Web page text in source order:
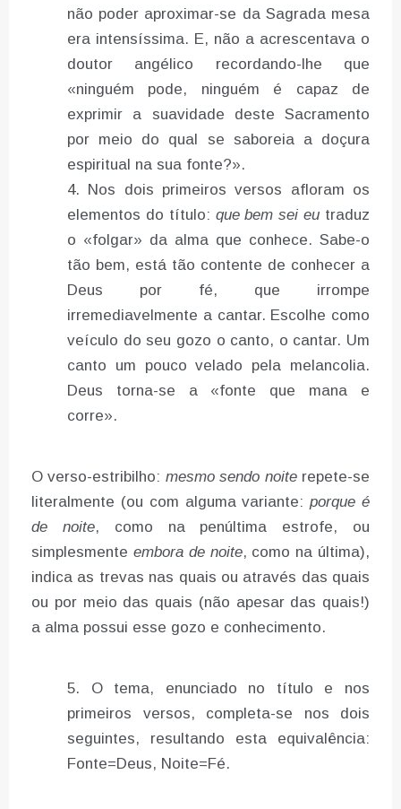
não poder aproximar-se da Sagrada mesa
era intensíssima. E, não a acrescentava o
doutor angélico recordando-lhe que
«ninguém pode, ninguém é capaz de
exprimir a suavidade deste Sacramento
por meio do qual se saboreia a doçura
espiritual na sua fonte?».
Nos dois primeiros versos afloram os
elementos do título: que bem sei eu traduz
o «folgar» da alma que conhece. Sabe-o
tão bem, está tão contente de conhecer a
Deus por fé, que irrompe
irremediavelmente a cantar. Escolhe como
veículo do seu gozo o canto, o cantar. Um
canto um pouco velado pela melancolia.
Deus torna-se a «fonte que mana e
corre».
O verso-estribilho: mesmo sendo noiterepete-se
literalmente (ou com alguma variante:porque é
de noite, como na penúltima estrofe, ou
simplesmente embora de noite, como na última),
indica as trevas nas quais ou através das quais
ou por meio das quais (não apesar das quais!)
a alma possui esse gozo e conhecimento.
O tema, enunciado no título e nos
primeiros versos, completa-se nos dois
seguintes, resultando esta equivalência:
Fonte=Deus, Noite=Fé.